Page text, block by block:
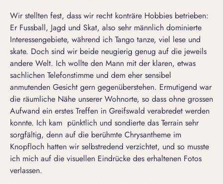
Wir stellten fest, dass wir recht konträre Hobbies betrieben:
Er Fussball, Jagd und Skat, also sehr männlich dominierte
Interessengebiete, während ich Tango tanze, viel lese und
skate. Doch sind wir beide neugierig genug auf die jeweils
andere Welt. Ich wollte den Mann mit der klaren, etwas
sachlichen Telefonstimme und dem eher sensibel
anmutenden Gesicht gern gegenüberstehen. Ermutigend war
die räumliche Nähe unserer Wohnorte, so dass ohne grossen
Aufwand ein erstes Treffen in Greifswald verabredet werden
konnte. Ich kam pünktlich und sondierte das Terrain sehr
sorgfältig, denn auf die berühmte Chrysantheme im
Knopfloch hatten wir selbstredend verzichtet, und so musste
ich mich auf die visuellen Eindrücke des erhaltenen Fotos
verlassen.